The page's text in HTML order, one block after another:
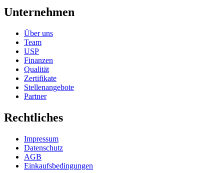
Unternehmen
Über uns
Team
USP
Finanzen
Qualität
Zertifikate
Stellenangebote
Partner
Rechtliches
Impressum
Datenschutz
AGB
Einkaufsbedingungen